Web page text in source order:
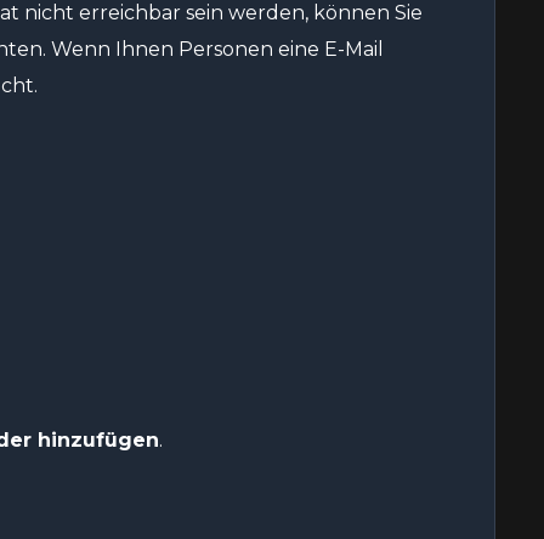
nicht erreichbar sein werden, können Sie
Wenn Ihnen Personen eine E-Mail
hinzufügen.